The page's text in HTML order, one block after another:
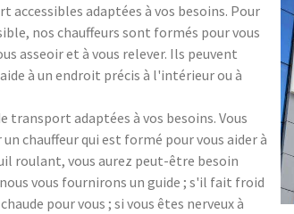
accessibles adaptées à vos besoins. Pour
nos chauffeurs sont formés pour vous
asseoir et à vous relever. Ils peuvent
à un endroit précis à l'intérieur ou à
adaptées à vos besoins. Vous
chauffeur qui est formé pour vous aider à
roulant, vous aurez peut-être besoin
vous fournirons un guide ; s'il fait froid
pour vous ; si vous êtes nerveux à